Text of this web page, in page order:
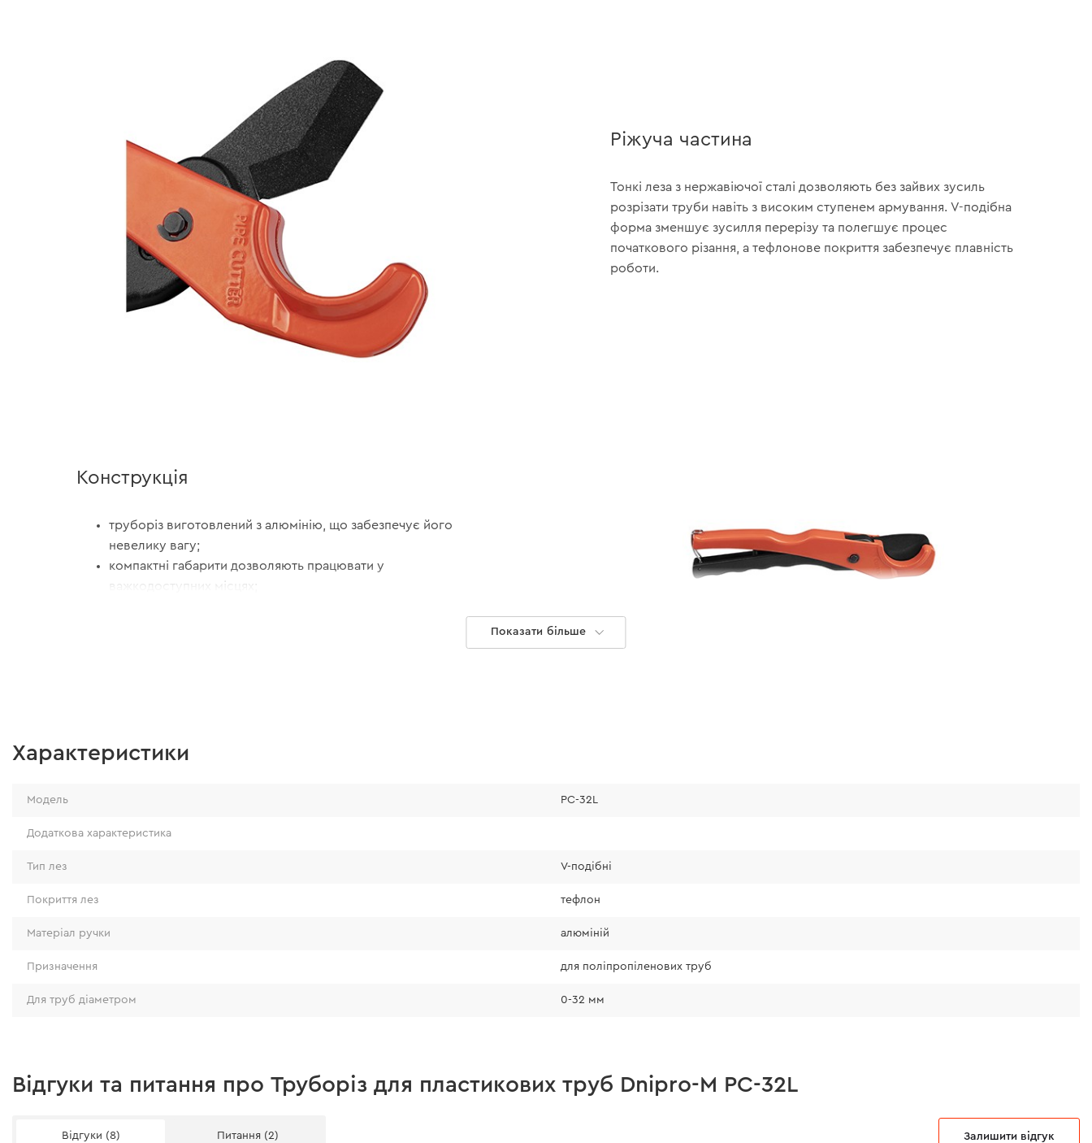
Ріжуча частина
Тонкі леза з нержавіючої сталі дозволяють без зайвих зусиль
розрізати труби навіть з високим ступенем армування. V-подібна
форма зменшує зусилля перерізу та полегшує процес
початкового різання, а тефлонове покриття забезпечує плавність
роботи.
Конструкція
труборіз виготовлений з алюмінію, що забезпечує його
невелику вагу;
компактні габарити дозволяють працювати у
важкодоступних місцях;
температури (за допомогою будівельного фену або теплої води).
інструменту.
Показати більше
Характеристики
Модель PC-32L
Додаткова характеристика
Тип лез V-подібні
Покриття лез тефлон
Матеріал ручки алюміній
Призначення для поліпропіленових труб
Для труб діаметром 0-32 мм
Відгуки та питання про Труборіз для пластикових труб Dnipro-M PC-32L
Відгуки (8) Питання (2) Залишити відгук